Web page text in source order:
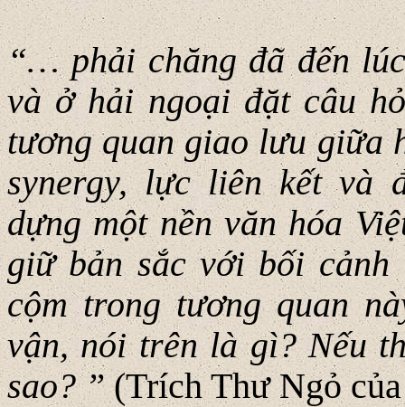
“… phải chăng đã đến
và ở hải ngoại đặt câu
tương quan giao lưu giữa
synergy, lực liên kết và
dựng một nền văn hóa
giữ bản sắc với bối
cộm trong tương quan
vận, nói trên là gì? Nếu
sao? ”(Trích Thư Ngỏ